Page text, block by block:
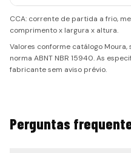
CCA: corrente de partida a frio,
comprimento x largura x altura.
Valores conforme catálogo
norma ABNT NBR 15940. As
fabricante sem aviso prévio.
Perguntas